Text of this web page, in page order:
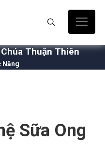
Thuận Thiên
Năng
Sữa Ong